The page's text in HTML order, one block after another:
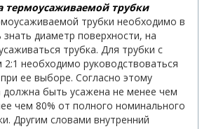
термоусаживаемой трубки
трубки необходимо в
диаметр поверхности, на
трубка. Для трубки с
необходимо руководствоваться
ее выборе. Согласно этому
должна быть усажена не менее чем
чем 80% от полного номинального
Другим словами внутренний